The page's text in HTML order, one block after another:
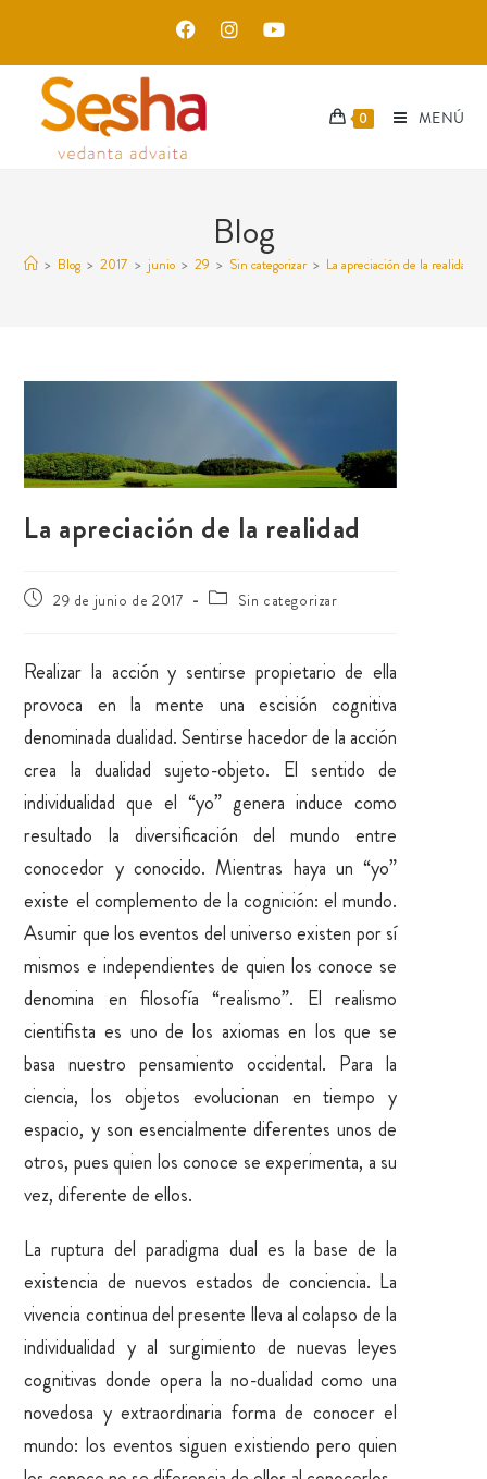
0 MENÚ
Blog
> Blog > 2017 > junio > 29 > Sin categorizar > La apreciación de la realidad
La apreciación de la realidad
29 de junio de 2017 Sin categorizar
Realizar la acción y sentirse propietario de ella
provoca en la mente una escisión cognitiva
denominada dualidad. Sentirse hacedor de la acción
crea la dualidad sujeto-objeto. El sentido de
individualidad que el “yo” genera induce como
resultado la diversificación del mundo entre
conocedor y conocido. Mientras haya un “yo”
existe el complemento de la cognición: el mundo.
Asumir que los eventos del universo existen por sí
mismos e independientes de quien los conoce se
denomina en filosofía “realismo”. El realismo
cientifista es uno de los axiomas en los que se
basa nuestro pensamiento occidental. Para la
ciencia, los objetos evolucionan en tiempo y
espacio, y son esencialmente diferentes unos de
otros, pues quien los conoce se experimenta, a su
vez, diferente de ellos.
La ruptura del paradigma dual es la base de la
existencia de nuevos estados de conciencia. La
vivencia continua del presente lleva al colapso de la
individualidad y al surgimiento de nuevas leyes
cognitivas donde opera la no-dualidad como una
novedosa y extraordinaria forma de conocer el
mundo: los eventos siguen existiendo pero quien